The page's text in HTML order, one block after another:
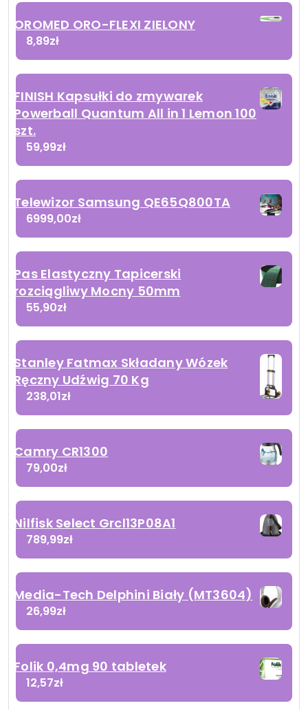
OROMED ORO-FLEXI ZIELONY
8,89zł
FINISH Kapsułki do zmywarek
Powerball Quantum All in 1 Lemon 100
szt.
59,99zł
Telewizor Samsung QE65Q800TA
6999,00zł
Pas Elastyczny Tapicerski
rozciągliwy Mocny 50mm
55,90zł
Stanley Fatmax Składany Wózek
Ręczny Udźwig 70 Kg
238,01zł
Camry CR1300
79,00zł
Nilfisk Select Grcl13P08A1
789,99zł
Media-Tech Delphini Biały (MT3604)
26,99zł
Folik 0,4mg 90 tabletek
12,57zł